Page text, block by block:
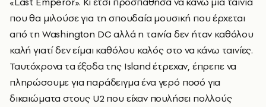
που θα μιλούσε για τη σπουδαία μουσική που έρχεται
από τη Washington DC αλλά η ταινία δεν ήταν καθόλου
καλή γιατί δεν είμαι καθόλου καλός στο να κάνω ταινίες.
Ταυτόχρονα τα έξοδα της Island έτρεχαν, έπρεπε να
πληρώσουμε για παράδειγμα ένα γερό ποσό για
δικαιώματα στους U2 που είχαν πουλήσει πολλούς